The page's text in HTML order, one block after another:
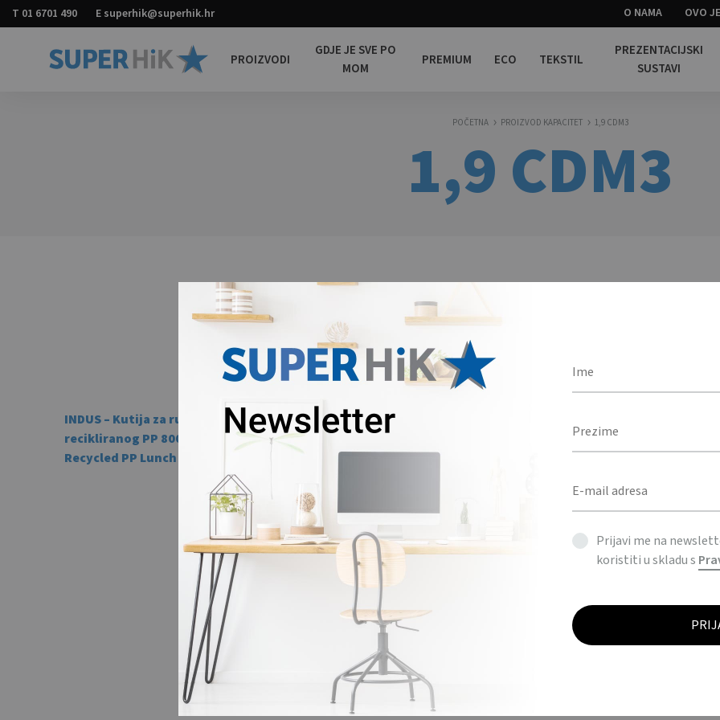
T 01 6701 490 E superhik@superhik.hr O NAMA OVO
PROIZVODI
GDJE JE SVE PO
MOM
PREMIUM ECO TEKSTIL
PREZENTACIJSKI
SUSTAVI
1,9 CDM3
POČETNA PROIZVOD KAPACITET 1,9 CDM3
INDUS – Kutija za ručak od
recikliranog PP 800 ml /
Recycled PP Lunch box 800 ml
Beach tennis set
Double wall flask 500 ml
Prijavi me na
koristiti u skladu s